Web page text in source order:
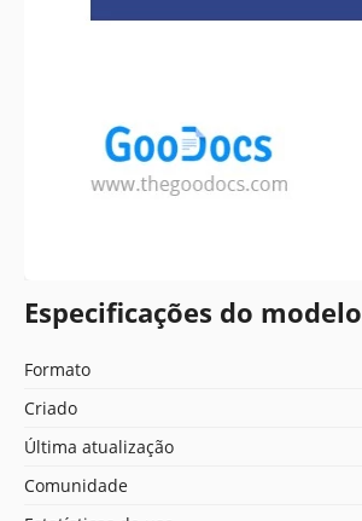
Especificações do modelo
Formato
Criado
Última atualização
Comunidade